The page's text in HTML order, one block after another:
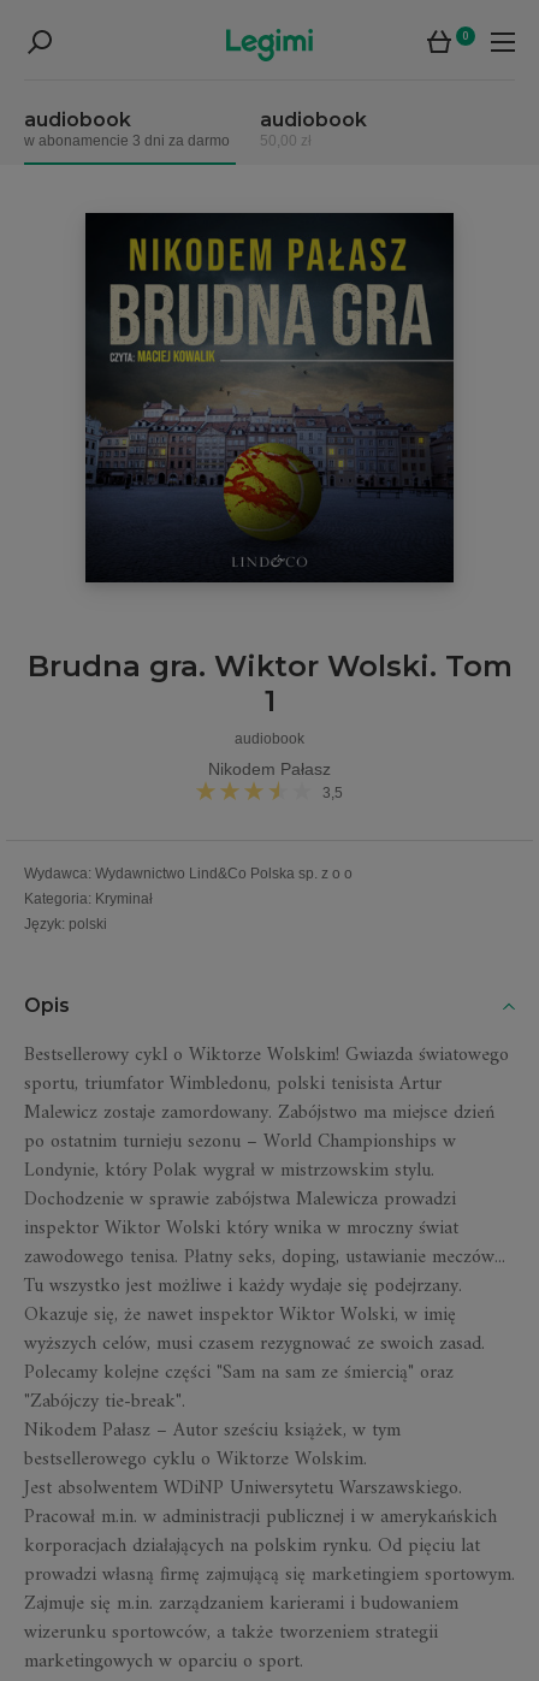
0
audiobook
w abonamencie 3 dni za darmo
audiobook
50,00 zł
Brudna gra. Wiktor Wolski. Tom
1
audiobook
Nikodem Pałasz
3,5
Wydawca: Wydawnictwo Lind&Co Polska sp. z o o
Kategoria: Kryminał
Język: polski
Opis
Bestsellerowy cykl o Wiktorze Wolskim! Gwiazda światowego
sportu, triumfator Wimbledonu, polski tenisista Artur
Malewicz zostaje zamordowany. Zabójstwo ma miejsce dzień
po ostatnim turnieju sezonu – World Championships w
Londynie, który Polak wygrał w mistrzowskim stylu.
Dochodzenie w sprawie zabójstwa Malewicza prowadzi
inspektor Wiktor Wolski który wnika w mroczny świat
zawodowego tenisa. Płatny seks, doping, ustawianie meczów...
Tu wszystko jest możliwe i każdy wydaje się podejrzany.
Okazuje się, że nawet inspektor Wiktor Wolski, w imię
wyższych celów, musi czasem rezygnować ze swoich zasad.
Polecamy kolejne części "Sam na sam ze śmiercią" oraz
"Zabójczy tie-break".
Nikodem Pałasz – Autor sześciu książek, w tym
bestsellerowego cyklu o Wiktorze Wolskim.
Jest absolwentem WDiNP Uniwersytetu Warszawskiego.
Pracował m.in. w administracji publicznej i w amerykańskich
korporacjach działających na polskim rynku. Od pięciu lat
prowadzi własną firmę zajmującą się marketingiem sportowym.
Zajmuje się m.in. zarządzaniem karierami i budowaniem
wizerunku sportowców, a także tworzeniem strategii
marketingowych w oparciu o sport.